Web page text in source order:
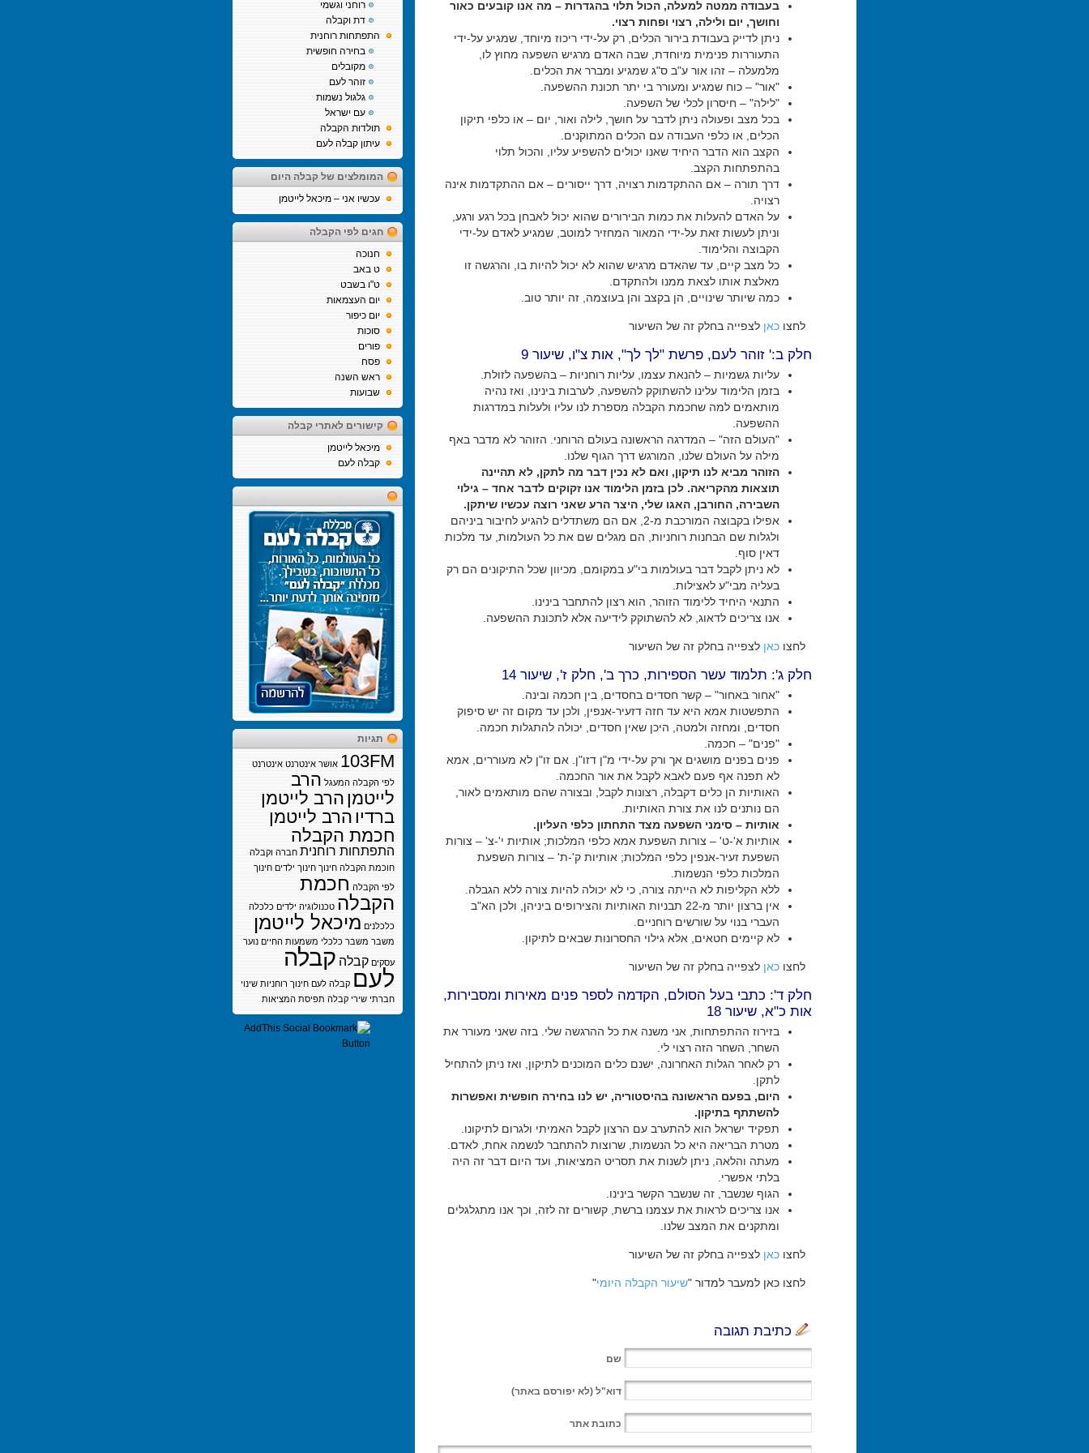
בעבודה ממטה למעלה, הכול תלוי בהגדרות – מה אנו קובעים כאור
וחושך, יום ולילה, רצוי ופחות רצוי.
ניתן לדייק בעבודת בירור הכלים, רק על-ידי ריכוז מיוחד, שמגיע על-ידי
התעוררות פנימית מיוחדת, שבה האדם מרגיש השפעה מחוץ לו,
מלמעלה – זהו אור ע"ב ס"ג שמגיע ומברר את הכלים.
"אור" – כוח שמגיע ומעורר בי יתר תכונת ההשפעה.
"לילה" – חיסרון לכלי של השפעה.
בכל מצב ופעולה ניתן לדבר על חושך, לילה ואור, יום – או כלפי תיקון
הכלים, או כלפי העבודה עם הכלים המתוקנים.
הקצב הוא הדבר היחיד שאנו יכולים להשפיע עליו, והכול תלוי
בהתפתחות הקצב.
דרך תורה – אם ההתקדמות רצויה, דרך ייסורים – אם ההתקדמות אינה
רצויה.
על האדם להעלות את כמות הבירורים שהוא יכול לאבחן בכל רגע ורגע,
וניתן לעשות זאת על-ידי המאור המחזיר למוטב, שמגיע לאדם על-ידי
הקבוצה והלימוד.
כל מצב קיים, עד שהאדם מרגיש שהוא לא יכול להיות בו, והרגשה זו
מאלצת אותו לצאת ממנו ולהתקדם.
כמה שיותר שינויים, הן בקצב והן בעוצמה, זה יותר טוב.
לחצו כאן לצפייה בחלק זה של השיעור
חלק ב:' זוהר לעם, פרשת "לך לך", אות צ"ו, שיעור 9
עליות גשמיות – להנאת עצמו, עליות רוחניות – בהשפעה לזולת.
בזמן הלימוד עלינו להשתוקק להשפעה, לערבות בינינו, ואז נהיה
מותאמים למה שחכמת הקבלה מספרת לנו עליו ולעלות במדרגות
ההשפעה.
"העולם הזה" – המדרגה הראשונה בעולם הרוחני. הזוהר לא מדבר באף
מילה על העולם שלנו, המורגש דרך הגוף שלנו.
הזוהר מביא לנו תיקון, ואם לא נכין דבר מה לתקן, לא תהיינה
תוצאות מהקריאה. לכן בזמן הלימוד אנו זקוקים לדבר אחד – גילוי
השבירה, החורבן, האגו שלי, היצר הרע שאני רוצה עכשיו שיתקן.
אפילו בקבוצה המורכבת מ-2, אם הם משתדלים להגיע לחיבור ביניהם
ולגלות שם הבחנות רוחניות, הם מגלים שם את כל העולמות, עד מלכות
דאין סוף.
לא ניתן לקבל דבר בעולמות בי"ע במקומם, מכיוון שכל התיקונים הם רק
בעליה מבי"ע לאצילות.
התנאי היחיד ללימוד הזוהר, הוא רצון להתחבר בינינו.
אנו צריכים לדאוג, לא להשתוקק לידיעה אלא לתכונת ההשפעה.
לחצו כאן לצפייה בחלק זה של השיעור
חלק ג': תלמוד עשר הספירות, כרך ב', חלק ז', שיעור 14
"אחור באחור" – קשר חסדים בחסדים, בין חכמה ובינה.
התפשטות אמא היא עד חזה דזעיר-אנפין, ולכן עד מקום זה יש סיפוק
חסדים, ומחזה ולמטה, היכן שאין חסדים, יכולה להתגלות חכמה.
"פנים" – חכמה.
פנים בפנים מושגים אך ורק על-ידי מ"ן דזו"ן. אם זו"ן לא מעוררים, אמא
לא תפנה אף פעם לאבא לקבל את אור החכמה.
האותיות הן כלים דקבלה, רצונות לקבל, ובצורה שהם מותאמים לאור,
הם נותנים לנו את צורת האותיות.
אותיות – סימני השפעה מצד התחתון כלפי העליון.
אותיות א'-ט' – צורות השפעת אמא כלפי המלכות; אותיות י'-צ' – צורות
השפעת זעיר-אנפין כלפי המלכות; אותיות ק'-ת' – צורות השפעת
המלכות כלפי הנשמות.
ללא הקליפות לא הייתה צורה, כי לא יכולה להיות צורה ללא הגבלה.
אין ברצון יותר מ-22 תבניות האותיות והצירופים ביניהן, ולכן הא"ב
העברי בנוי על שורשים רוחניים.
לא קיימים חטאים, אלא גילוי החסרונות שבאים לתיקון.
לחצו כאן לצפייה בחלק זה של השיעור
חלק ד': כתבי בעל הסולם, הקדמה לספר פנים מאירות ומסבירות,
אות כ"א, שיעור 18
בזירוז ההתפתחות, אני משנה את כל ההרגשה שלי. בזה שאני מעורר את
השחר, השחר הזה רצוי לי.
רק לאחר הגלות האחרונה, ישנם כלים המוכנים לתיקון, ואז ניתן להתחיל
לתקן.
היום, בפעם הראשונה בהיסטוריה, יש לנו בחירה חופשית ואפשרות
להשתתף בתיקון.
תפקיד ישראל הוא להתערב עם הרצון לקבל האמיתי ולגרום לתיקונו.
מטרת הבריאה היא כל הנשמות, שרוצות להתחבר לנשמה אחת, לאדם.
מעתה והלאה, ניתן לשנות את תסריט המציאות, ועד היום דבר זה היה
בלתי אפשרי.
הגוף שנשבר, זה שנשבר הקשר בינינו.
אנו צריכים לראות את עצמנו ברשת, קשורים זה לזה, וכך אנו מתגלגלים
ומתקנים את המצב שלנו.
לחצו כאן לצפייה בחלק זה של השיעור
לחצו כאן למעבר למדור "שיעור הקבלה היומי"
כתיבת תגובה
שם
דוא"ל (לא יפורסם באתר)
כתובת אתר
רוחני וגשמי
דת וקבלה
התפתחות רוחנית
בחירה חופשית
מקובלים
זוהר לעם
גלגול נשמות
עם ישראל
תולדות הקבלה
עיתון קבלה לעם
המומלצים של קבלה היום
עכשיו אני – מיכאל לייטמן
חגים לפי הקבלה
חנוכה
ט באב
ט"ו בשבט
יום העצמאות
יום כיפור
סוכות
פורים
פסח
ראש השנה
שבועות
קישורים לאתרי קבלה
מיכאל לייטמן
קבלה לעם
תגיות
103FM אושר אינטרנט אינטרנט
לפי הקבלה המעגל הרב
לייטמן הרב לייטמן
ברדיו הרב לייטמן
חכמת הקבלה
התפתחות רוחנית חברה וקבלה
חוכמת הקבלה חינוך חינוך ילדים חינוך
לפי הקבלה חכמת
הקבלה טכנולוגיה ילדים כלכלה
כלכלנים מיכאל לייטמן
משבר משבר כלכלי משמעות החיים נוער
עסקים קבלה קבלה
לעם קבלה לעם חינוך רוחניות שינוי
חברתי שירי קבלה תפיסת המציאות